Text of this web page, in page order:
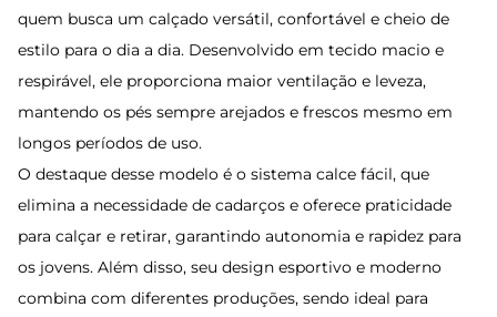
quem busca um calçado versátil, confortável e cheio de
estilo para o dia a dia. Desenvolvido em tecido macio e
respirável, ele proporciona maior ventilação e leveza,
mantendo os pés sempre arejados e frescos mesmo em
longos períodos de uso.
O destaque desse modelo é o sistema calce fácil, que
elimina a necessidade de cadarços e oferece praticidade
para calçar e retirar, garantindo autonomia e rapidez para
os jovens. Além disso, seu design esportivo e moderno
combina com diferentes produções, sendo ideal para